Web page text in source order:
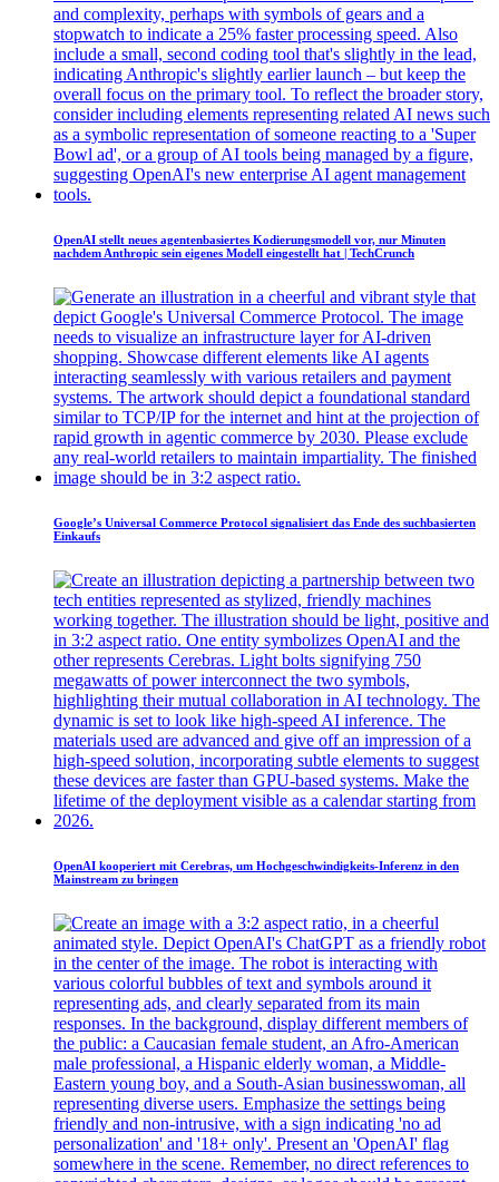
OpenAI stellt neues agentenbasiertes Kodierungsmodell vor, nur Minuten
nachdem Anthropic sein eigenes Modell eingestellt hat | TechCrunch
Google’s Universal Commerce Protocol signalisiert das Ende des suchbasierten
Einkaufs
OpenAI kooperiert mit Cerebras, um Hochgeschwindigkeits-Inferenz in den
Mainstream zu bringen